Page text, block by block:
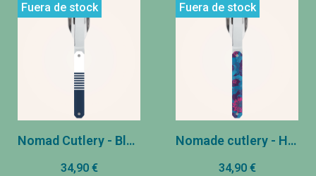
Fuera de stock
Nomad Cutlery - Blue Mariner
34,90 €
Fuera de stock
Nomade cutlery - Hibiscus
34,90 €